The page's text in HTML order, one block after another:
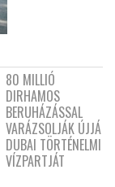
80 MILLIÓ
DIRHAMOS
BERUHÁZÁSSAL
VARÁZSOLJÁK ÚJJÁ
DUBAI TÖRTÉNELMI
VÍZPARTJÁT